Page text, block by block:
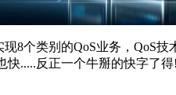
个类别的QoS业务，QoS
.....反正一个牛掰的快字了